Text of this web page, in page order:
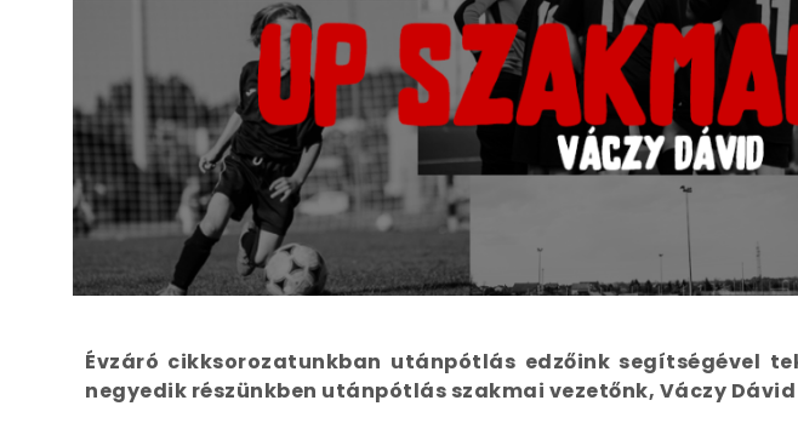
Évzáró cikksorozatunkban utánpótlás edzőink segítségével
negyedik részünkben utánpótlás szakmai vezetőnk, Váczy